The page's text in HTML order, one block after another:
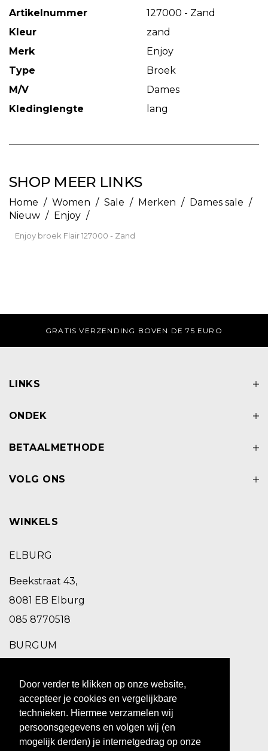
Door verder te klikken op onze website,
accepteer je cookies en vergelijkbare
technieken. Hiermee verzamelen wij
persoonsgegevens en volgen wij (en
mogelijk derden) je internetgedrag op onze
Artikelnummer
127000 - Zand
Kleur
zand
Merk
Enjoy
Type
Broek
M/V
Dames
Kledinglengte
lang
SHOP MEER LINKS
Home / Women / Sale / Merken / Dames sale /
Nieuw / Enjoy /
Enjoy broek Flair 127000 - Zand
GRATIS VERZENDING BOVEN DE 75
LINKS
ONDEK
BETAALMETHODE
VOLG ONS
WINKELS
ELBURG
Beekstraat 43,
8081 EB Elburg
085 8770518
BURGUM
9251 EC Burgum
0511 469 260
ZUIDHORN